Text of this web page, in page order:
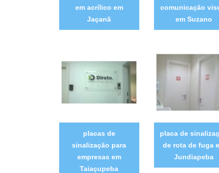
em acrílico em
Jaçanã
comunicação
em Suzano
placas de
sinalização para
empresas em
Taiaçupeba
placa de
de rota de fuga
Jundiapeba